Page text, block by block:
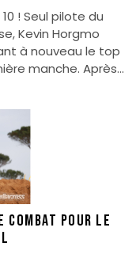
! Seul pilote du
Kevin Horgmo
à nouveau le top
manche. Après...
combat pour le